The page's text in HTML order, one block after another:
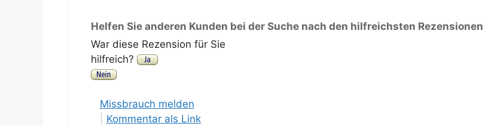
Helfen Sie anderen Kunden bei der Suche nach den hilfreichsten Rezensionen
War diese Rezension für Sie
hilfreich?
Missbrauch melden
Kommentar als Link